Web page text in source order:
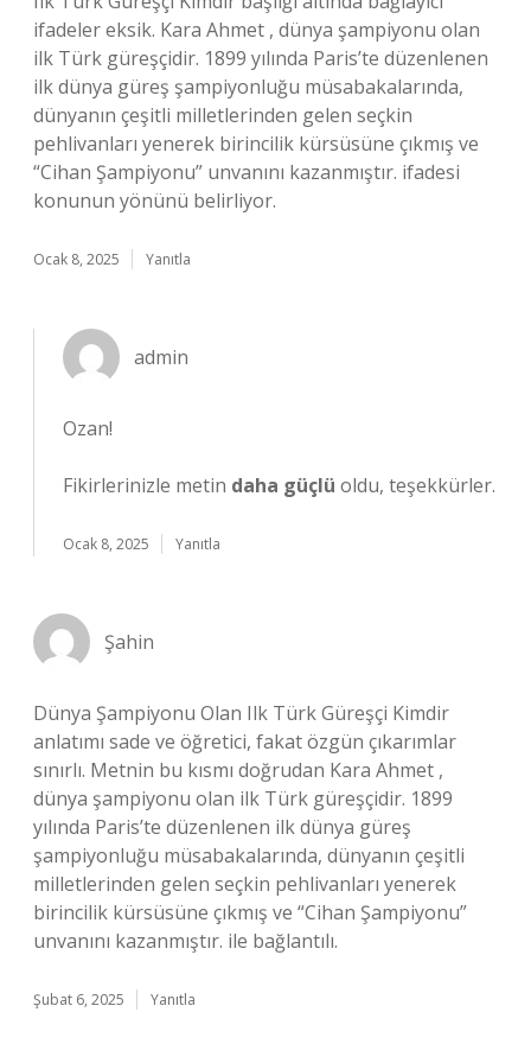
ifadeler eksik. Kara Ahmet , dünya şampiyonu olan
ilk Türk güreşçidir. 1899 yılında Paris’te düzenlenen
ilk dünya güreş şampiyonluğu müsabakalarında,
dünyanın çeşitli milletlerinden gelen seçkin
pehlivanları yenerek birincilik kürsüsüne çıkmış ve
“Cihan Şampiyonu” unvanını kazanmıştır. ifadesi
konunun yönünü belirliyor.
Ocak 8, 2025 Yanıtla
admin
Ozan!
Fikirlerinizle metin daha güçlü oldu, teşekkürler.
Ocak 8, 2025 Yanıtla
Şahin
Dünya Şampiyonu Olan Ilk Türk Güreşçi Kimdir
anlatımı sade ve öğretici, fakat özgün çıkarımlar
sınırlı. Metnin bu kısmı doğrudan Kara Ahmet ,
dünya şampiyonu olan ilk Türk güreşçidir. 1899
yılında Paris’te düzenlenen ilk dünya güreş
şampiyonluğu müsabakalarında, dünyanın çeşitli
milletlerinden gelen seçkin pehlivanları yenerek
birincilik kürsüsüne çıkmış ve “Cihan Şampiyonu”
unvanını kazanmıştır. ile bağlantılı.
Şubat 6, 2025 Yanıtla